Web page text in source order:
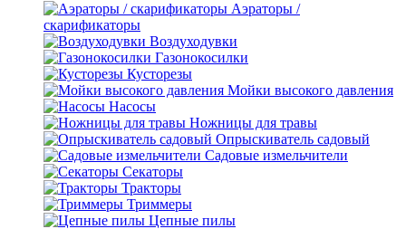
Аэраторы /
скарификаторы
Воздуходувки
Газонокосилки
Кусторезы
Мойки высокого давления
Насосы
Ножницы для травы
Опрыскиватель садовый
Садовые измельчители
Секаторы
Тракторы
Триммеры
Цепные пилы